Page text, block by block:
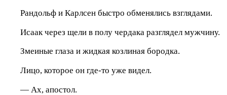
Рандольф и Карлсен быстро обменялись взглядами.
Исаак через щели в полу чердака разглядел мужчину.
Змеиные глаза и жидкая козлиная бородка.
Лицо, которое он где-то уже видел.
— Ах, апостол.